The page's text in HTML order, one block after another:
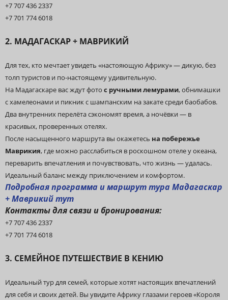
+7 707 436 2337
+7 701 774 6018
2. МАДАГАСКАР + МАВРИКИЙ
Для тех, кто мечтает увидеть «настояющую Африку» — дикую, без
толп туристов и по-настоящему удивительную.
На Мадагаскаре вас ждут фото с ручными лемурами, обнимашки
с хамелеонами и пикник с шампанским на закате среди баобабов.
Два внутренних перелёта сэкономят время, а ночёвки — в
красивых, проверенных отелях.
После насыщенного маршрута вы окажетесь на побережье
Маврикия, где можно расслабиться в роскошном отеле у океана,
переварить впечатления и почувствовать, что жизнь — удалась.
Идеальный баланс между приключением и комфортом.
Подробная программа и маршрут тура Мадагаскар
+ Маврикий тут
Контакты для связи и бронирования:
+7 707 436 2337
+7 701 774 6018
3. СЕМЕЙНОЕ ПУТЕШЕСТВИЕ В КЕНИЮ
Идеальный тур для семей, которые хотят настоящих впечатлений
для себя и своих детей. Вы увидите Африку глазами героев «Короля